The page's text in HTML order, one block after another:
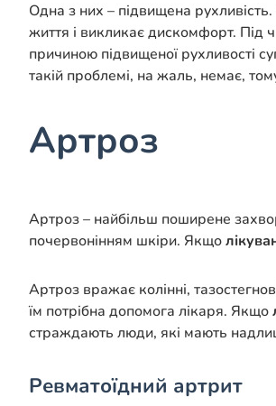
Одна з них – підвищена
життя і викликає дискомфорт. Під
причиною підвищеної рухливості
такій проблемі, на жаль, немає,
Артроз
Артроз – найбільш поширене
почервонінням шкіри. Якщо
Артроз вражає колінні,
їм потрібна допомога лікаря. Якщо
страждають люди, які мають
Ревматоїдний артрит